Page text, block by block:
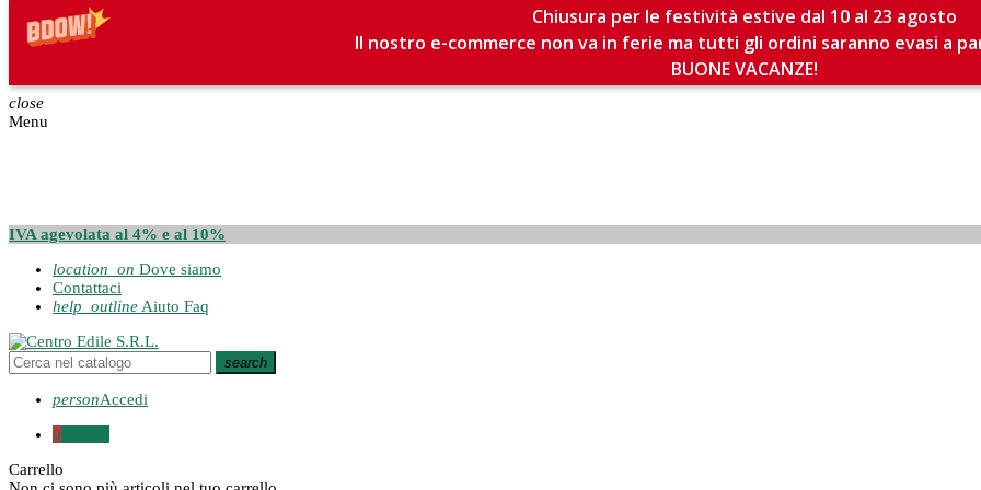
Chiusura per le festività estive dal 10 al 23 agosto
Il nostro e-commerce non va in ferie ma tutti gli ordini saranno evasi a
BUONE VACANZE!
close
Menu
IVA agevolata al 4% e al 10%
location_on Dove siamo
Contattaci
help_outline Aiuto Faq
search
personAccedi
0
Carrello